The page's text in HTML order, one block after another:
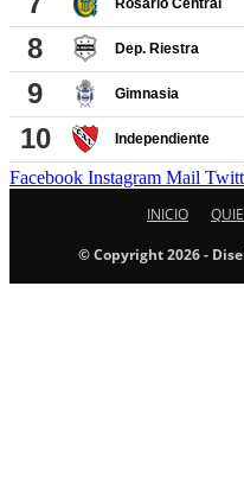
Facebook Instagram Mail
INICIO
© Copyright 2026 -